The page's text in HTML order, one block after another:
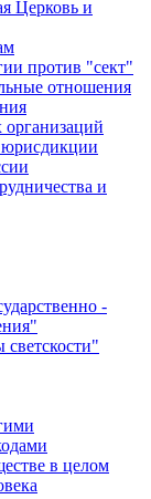
Церковь и
против "сект"
отношения
организаций
и
-
в целом